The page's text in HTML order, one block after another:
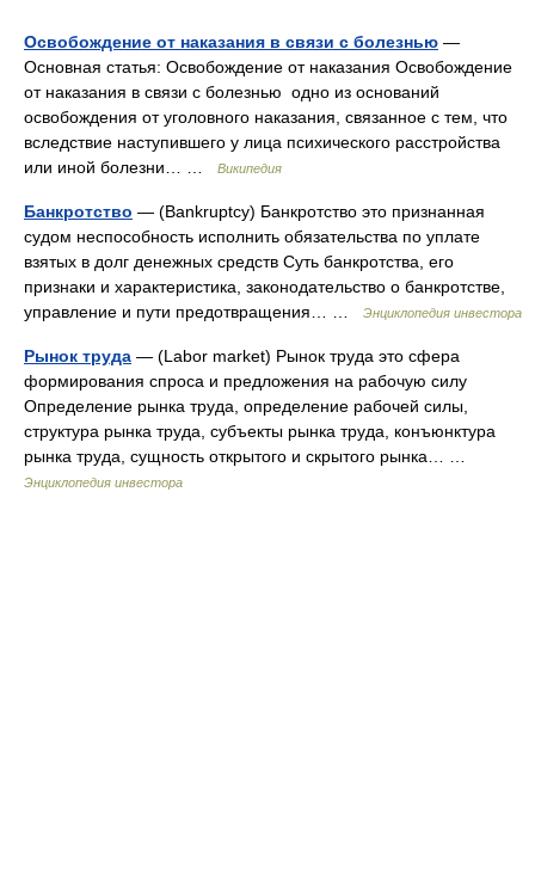
Освобождение от наказания в связи с болезнью —
Основная статья: Освобождение от наказания Освобождение
от наказания в связи с болезнью одно из оснований
освобождения от уголовного наказания, связанное с тем, что
вследствие наступившего у лица психического расстройства
или иной болезни… …
Википедия
Банкротство — (Bankruptcy) Банкротство это признанная
судом неспособность исполнить обязательства по уплате
взятых в долг денежных средств Суть банкротства, его
признаки и характеристика, законодательство о банкротстве,
управление и пути предотвращения… …
Энциклопедия инвестора
Рынок труда — (Labor market) Рынок труда это сфера
формирования спроса и предложения на рабочую силу
Определение рынка труда, определение рабочей силы,
структура рынка труда, субъекты рынка труда, конъюнктура
рынка труда, сущность открытого и скрытого рынка… …
Энциклопедия инвестора